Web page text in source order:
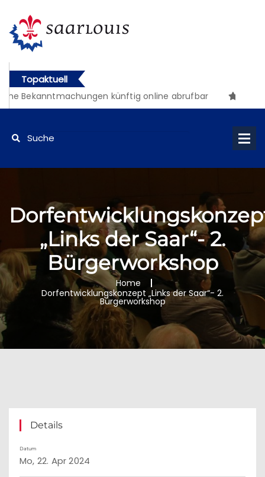
Topaktuell
Bekanntmachungen künftig online abrufbar
„Links der Saar“- 2.
Bürgerworkshop
Home
Dorfentwicklungskonzept „Links der Saar“- 2.
Bürgerworkshop
Details
Datum
Mo, 22. Apr 2024